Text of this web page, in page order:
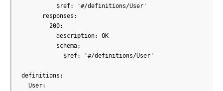
          $ref: '#/definitions/User'
      responses:
        200:
          description: OK
          schema:
            $ref: '#/definitions/User'
definitions:
  User: